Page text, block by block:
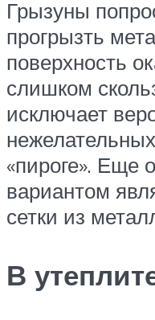
Грызуны
прогрызть
поверхность
слишком
исключает
«пироге». Еще
вариантом
сетки из
В